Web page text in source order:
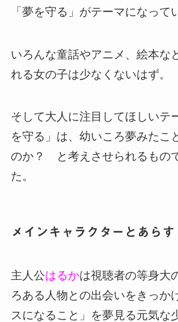
「夢を守る」がテーマになって
いろんな童話やアニメ、絵本な
れる女の子は少なくないはず。
そして大人に注目してほしいテ
を守る」は、幼いころ夢みたこ
のか？ と考えさせられるもの
た。
メインキャラクターとあらす
主人公はるかは視聴者の等身大
ろある人物との出会いをきっか
スになること」を夢見る元気な